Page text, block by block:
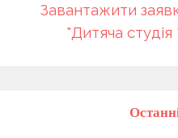
Завантажити
"Дитяча